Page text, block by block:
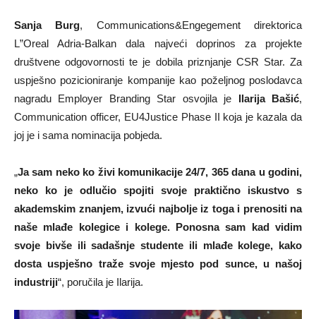
Sanja Burg, Communications&Engegement direktorica
L”Oreal Adria-Balkan dala najveći doprinos za projekte
društvene odgovornosti te je dobila priznjanje CSR Star. Za
uspješno pozicioniranje kompanije kao poželjnog poslodavca
nagradu Employer Branding Star osvojila je Ilarija Bašić,
Communication officer, EU4Justice Phase II koja je kazala da
joj je i sama nominacija pobjeda.
„Ja sam neko ko živi komunikacije 24/7, 365 dana u godini,
neko ko je odlučio spojiti svoje praktično iskustvo s
akademskim znanjem, izvući najbolje iz toga i prenositi na
naše mlađe kolegice i kolege. Ponosna sam kad vidim
svoje bivše ili sadašnje studente ili mlađe kolege, kako
dosta uspješno traže svoje mjesto pod sunce, u našoj
industriji“, poručila je Ilarija.